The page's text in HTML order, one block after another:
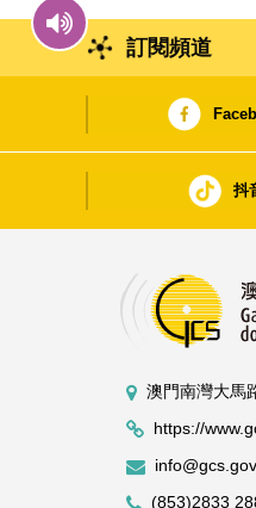
訂閱頻道
抖
澳門南灣大馬
https://
(853)2833